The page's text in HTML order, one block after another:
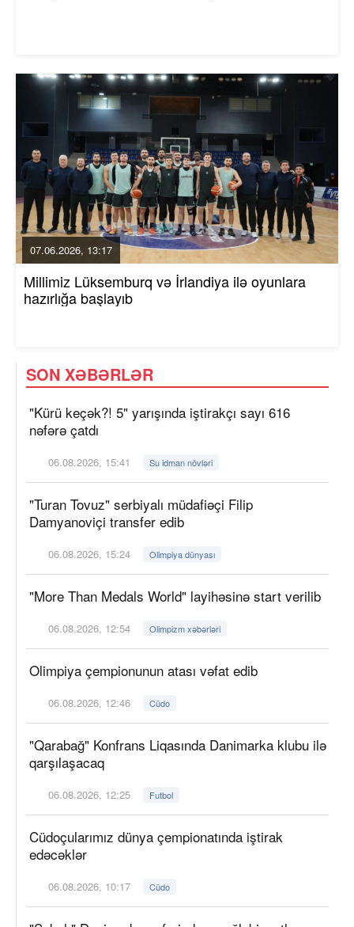
07.06.2026, 13:17
Millimiz Lüksemburq və İrlandiya ilə oyunlara
hazırlığa başlayıb
SON XƏBƏRLƏR
"Kürü keçək?! 5" yarışında iştirakçı sayı 616
nəfərə çatdı
06.08.2026, 15:41 Su idman növləri
"Turan Tovuz" serbiyalı müdafiəçi Filip
Damyanoviçi transfer edib
06.08.2026, 15:24 Olimpiya dünyası
"More Than Medals World" layihəsinə start verilib
06.08.2026, 12:54 Olimpizm xəbərləri
Olimpiya çempionunun atası vəfat edib
06.08.2026, 12:46 Cüdo
"Qarabağ" Konfrans Liqasında Danimarka klubu ilə
qarşılaşacaq
06.08.2026, 12:25 Futbol
Cüdoçularımız dünya çempionatında iştirak
edəcəklər
06.08.2026, 10:17 Cüdo